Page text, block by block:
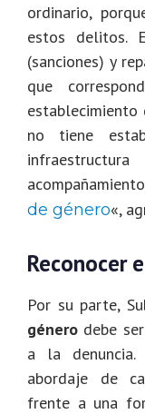
ordinario,
estos delitos.
(sanciones) y
que
establecimiento
no tiene
de género«,
Reconocer
Por su parte,
género debe
a la
abordaje de
frente a una